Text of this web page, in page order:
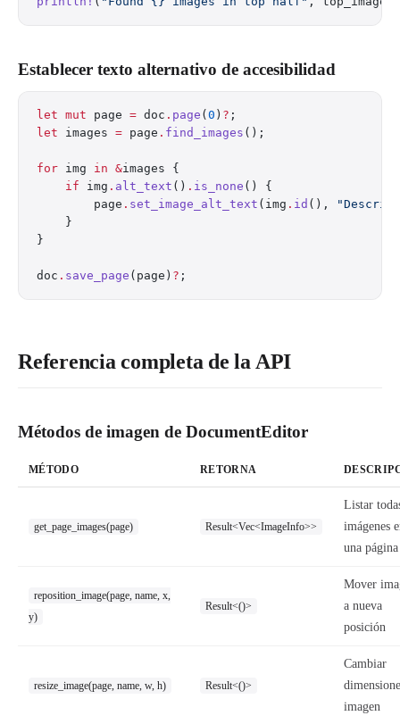
Establecer texto alternativo de accesibilidad
let mut page = doc . page ( 0 ) ? ;
let images = page . find_images ();
for img in &images {
    if
img . alt_text () . is_none () {
        page
. set_image_alt_text (img . id (),
    }
}
doc . save_page (page) ? ;
Referencia completa de la API
Métodos de imagen de DocumentEditor
MÉTODO RETORNA
get_page_images(page) Result<Vec<ImageInfo>>
Listar
imágenes
una página
reposition_image(page, name, x,
y)
Result<()>
Mover
a nueva
posición
resize_image(page, name, w, h) Result<()>
Cambiar
imagen